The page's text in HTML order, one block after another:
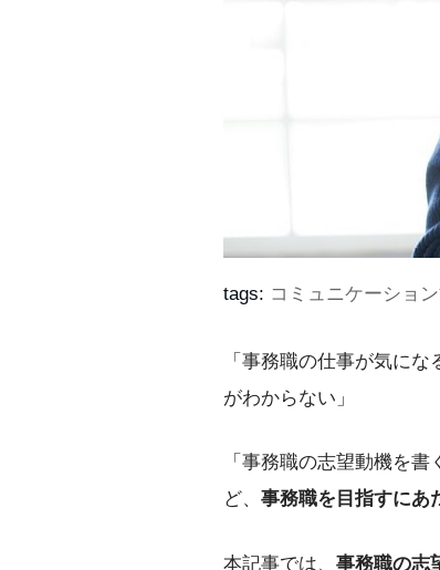
tags: コミュニケーショ
「事務職の仕事が気に
がわからない」
「事務職の志望動機を
ど、 事務職を目指すにあ
本記事では、 事務職の志